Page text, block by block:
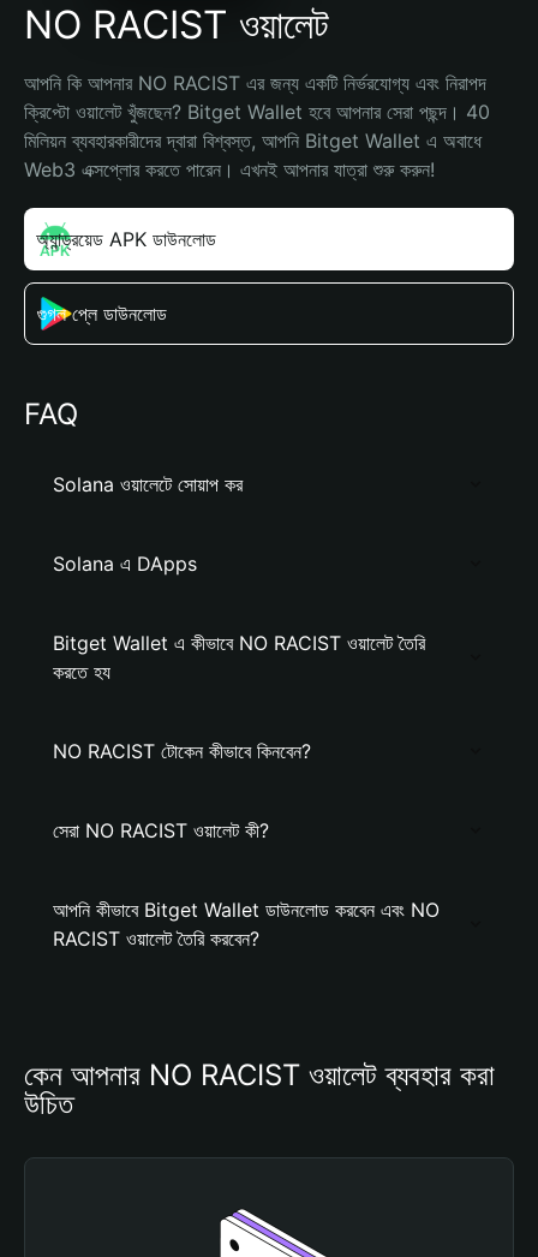
NO RACIST ওয়ালেট
আপনি কি আপনার NO RACIST এর জন্য একটি নির্ভরযোগ্য এবং নিরাপদ
ক্রিপ্টো ওয়ালেট খুঁজছেন? Bitget Wallet হবে আপনার সেরা পছন্দ। 40
মিলিয়ন ব্যবহারকারীদের দ্বারা বিশ্বস্ত, আপনি Bitget Wallet এ অবাধে
Web3 এক্সপ্লোর করতে পারেন। এখনই আপনার যাত্রা শুরু করুন!
অ্যান্ড্রয়েড APK ডাউনলোড
গুগল প্লে ডাউনলোড
FAQ
Solana ওয়ালেটে সোয়াপ কর
Solana এ DApps
Bitget Wallet এ কীভাবে NO RACIST ওয়ালেট তৈরি
করতে হয
NO RACIST টোকেন কীভাবে কিনবেন?
সেরা NO RACIST ওয়ালেট কী?
আপনি কীভাবে Bitget Wallet ডাউনলোড করবেন এবং NO
RACIST ওয়ালেট তৈরি করবেন?
কেন আপনার NO RACIST ওয়ালেট ব্যবহার করা
উচিত